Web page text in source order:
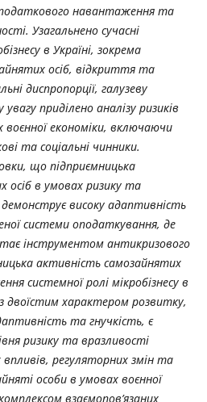
навантаження та
Узагальнено сучасні
в Україні, зокрема
осіб, відкриття та
диспропорції, галузеву
приділено аналізу ризиків
економіки, включаючи
та соціальні чинники.
що підприємницька
осіб в умовах ризику та
демонструє високу адаптивність
системи оподаткування, де
інструментом антикризового
активність самозайнятих
системної ролі мікробізнесу в
двоїстим характером розвитку,
та гнучкість, є
ризику та вразливості
впливів, регуляторних змін та
особи в умовах воєнної
взаємопов’язаних